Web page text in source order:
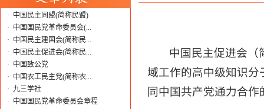
· 中国民主同盟(简称民盟)
· 中国国民党革命委员会(...
· 中国民主建国会(简称民...
· 中国民主促进会(简称民...
· 中国致公党
· 中国农工民主党(简称农...
· 九三学社
· 中国国民党革命委员会章程
中国民主促进会（
域工作的高中级知识分
同中国共产党通力合